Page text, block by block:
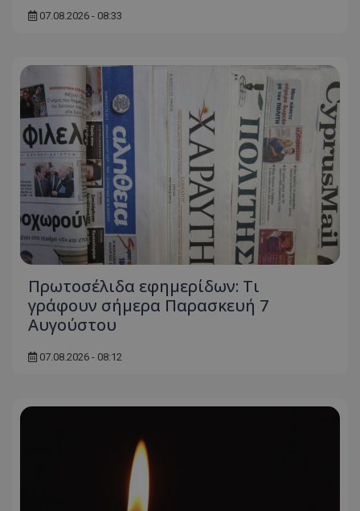
07.08.2026 - 08:33
Πρωτοσέλιδα εφημερίδων: Τι
γράφουν σήμερα Παρασκευή 7
Αυγούστου
07.08.2026 - 08:12